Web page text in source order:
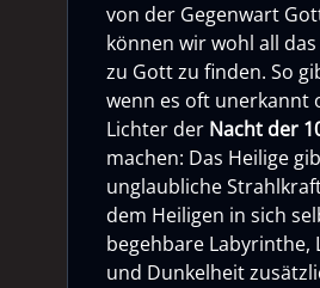
von der Gegenwart
können wir wohl all
zu Gott zu finden. So
wenn es oft unerkannt
Lichter der Nacht der
machen: Das Heilige
unglaubliche
dem Heiligen in sich
begehbare Labyrinthe,
und Dunkelheit